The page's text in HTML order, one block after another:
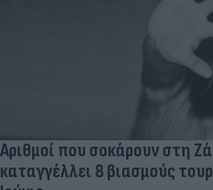
Αριθμοί που σοκάρουν στη
καταγγέλλει 8 βιασμούς